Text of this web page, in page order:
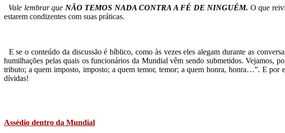
Vale lembrar que NÃO TEMOS NADA CONTRA A FÉ DE NINGUÉM. O que
estarem condizentes com suas práticas.
E se o conteúdo da discussão é bíblico, como às vezes eles alegam durante as
humilhações pelas quais os funcionáriosda Mundial vêm sendo submetidos. Vejamos,
tributo; a quem imposto, imposto; aquem temor, temor; a quem honra, honra…”. E por
dívidas!
Assédio dentro da Mundial